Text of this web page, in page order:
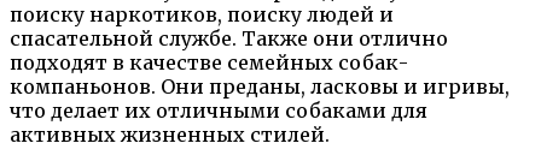
поиску наркотиков, поиску людей и
спасательной службе. Также они отлично
подходят в качестве семейных собак-
компаньонов. Они преданы, ласковы и игривы,
что делает их отличными собаками для
активных жизненных стилей.